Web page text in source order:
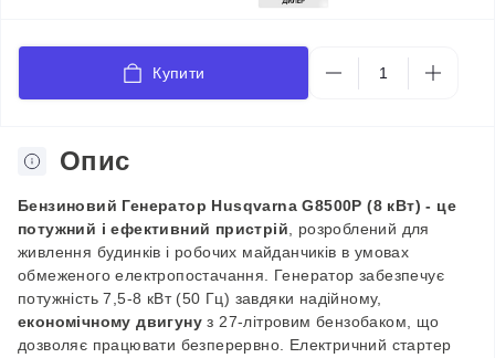
Купити
Опис
Бензиновий Генератор Husqvarna G8500P (8 кВт) - це
потужний і ефективний пристрій , розроблений для
живлення будинків і робочих майданчиків в умовах
обмеженого електропостачання. Генератор забезпечує
потужність 7,5-8 кВт (50 Гц) завдяки надійному,
економічному двигуну з 27-літровим бензобаком, що
дозволяє працювати безперервно. Електричний стартер